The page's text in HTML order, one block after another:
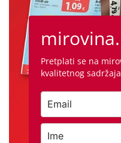
Pretplati se na
kvalitetnog sadržaja